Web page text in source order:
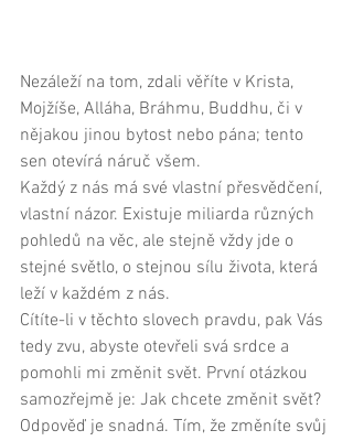
Nezáleží na tom, zdali věříte v Krista,
Mojžíše, Alláha, Bráhmu, Buddhu, či v
nějakou jinou bytost nebo pána; tento
sen otevírá náruč všem.
Každý z nás má své vlastní přesvědčení,
vlastní názor. Existuje miliarda různých
pohledů na věc, ale stejně vždy jde o
stejné světlo, o stejnou sílu života, která
leží v každém z nás.
Cítíte-li v těchto slovech pravdu, pak Vás
tedy zvu, abyste otevřeli svá srdce a
pomohli mi změnit svět. První otázkou
samozřejmě je: Jak chcete změnit svět?
Odpověď je snadná. Tím, že změníte svůj